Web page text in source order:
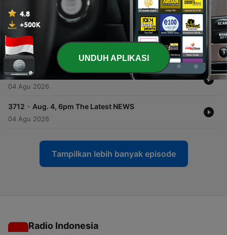
3715 - Aug. 6, 8am The Latest NEWS
05 Agu 2026
3714 - Aug. 5, 6pm The Latest NEWS
05 Agu 2026
3713 - Aug. 5, 8am The Latest NEWS
04 Agu 2026
3712 - Aug. 4, 6pm The Latest NEWS
04 Agu 2026
Tampilkan lebih banyak episode
Radio Indonesia
UNDUH APLIKASI